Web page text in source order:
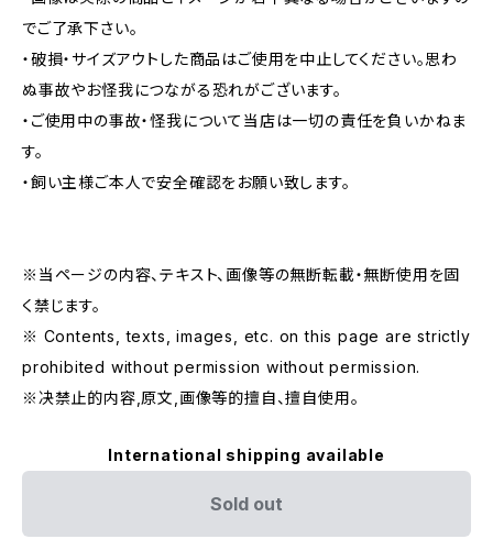
でご了承下さい。
・破損・サイズアウトした商品はご使用を中止してください。思わ
ぬ事故やお怪我につながる恐れがございます。
・ご使用中の事故・怪我について当店は一切の責任を負いかねま
す。
・飼い主様ご本人で安全確認をお願い致します。
※当ページの内容、テキスト、画像等の無断転載・無断使用を固
く禁じます。
※ Contents, texts, images, etc. on this page are strictly
prohibited without permission without permission.
※决禁止的内容,原文,画像等的擅自、擅自使用。
International shipping available
Sold out